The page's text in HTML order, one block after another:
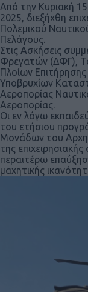
Από την Κυριακή
2025, διεξήχθη
Πολεμικού
Πελάγους.
Στις Ασκήσεις
Φρεγατών (ΔΦΓ),
Πλοίων
Υποβρυχίων
Αεροπορίας
Αεροπορίας.
Οι εν λόγω
του ετήσιου
Μονάδων του
της
περαιτέρω
μαχητικής